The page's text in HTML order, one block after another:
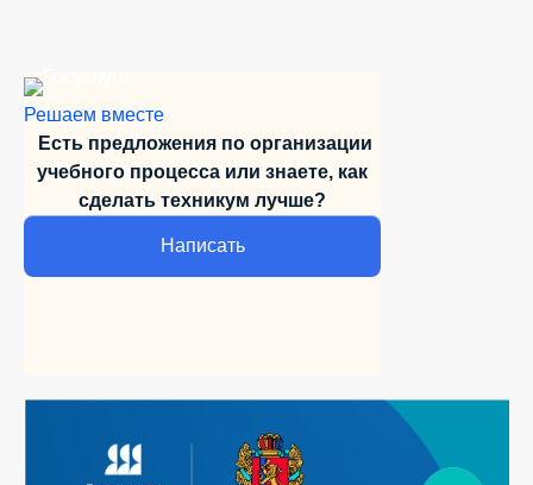
Решаем вместе
Есть предложения по организации
учебного процесса или знаете, как
сделать техникум лучше?
Написать